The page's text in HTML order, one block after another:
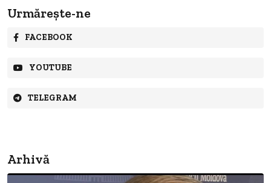
Urmărește-ne
FACEBOOK
YOUTUBE
TELEGRAM
Arhivă